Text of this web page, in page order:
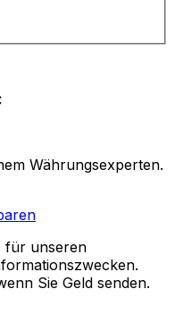
Währungsexperten.
für unseren
Sie Geld senden.